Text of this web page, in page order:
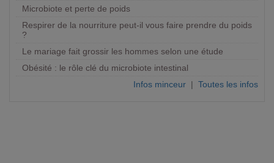
Microbiote et perte de poids
Respirer de la nourriture peut-il vous faire prendre du poids
?
Le mariage fait grossir les hommes selon une étude
Obésité : le rôle clé du microbiote intestinal
Infos minceur | Toutes les infos